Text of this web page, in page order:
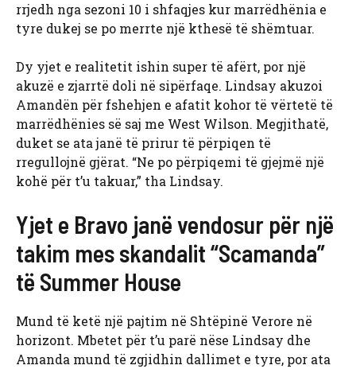
rrjedh nga sezoni 10 i shfaqjes kur marrëdhënia e
tyre dukej se po merrte një kthesë të shëmtuar.
Dy yjet e realitetit ishin super të afërt, por një
akuzë e zjarrtë doli në sipërfaqe. Lindsay akuzoi
Amandën për fshehjen e afatit kohor të vërtetë të
marrëdhënies së saj me West Wilson. Megjithatë,
duket se ata janë të prirur të përpiqen të
rregullojnë gjërat. “Ne po përpiqemi të gjejmë një
kohë për t’u takuar,” tha Lindsay.
Yjet e Bravo janë vendosur për një
takim mes skandalit “Scamanda”
të Summer House
Mund të ketë një pajtim në Shtëpinë Verore në
horizont. Mbetet për t’u parë nëse Lindsay dhe
Amanda mund të zgjidhin dallimet e tyre, por ata